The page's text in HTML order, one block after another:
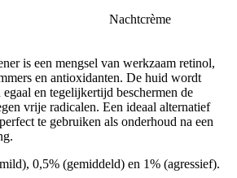
Nachtcrème
is een mengsel van werkzaam retinol,
en antioxidanten. De huid wordt
en tegelijkertijd beschermen de
vrije radicalen. Een ideaal alternatief
te gebruiken als onderhoud na een
0,5% (gemiddeld) en 1% (agressief).